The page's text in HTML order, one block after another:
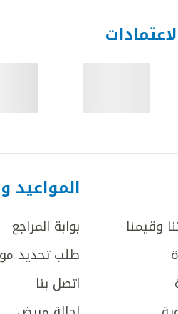
وقيمنا
المواعيد
بوابة المراجع
طلب تحديد
اتصل بنا